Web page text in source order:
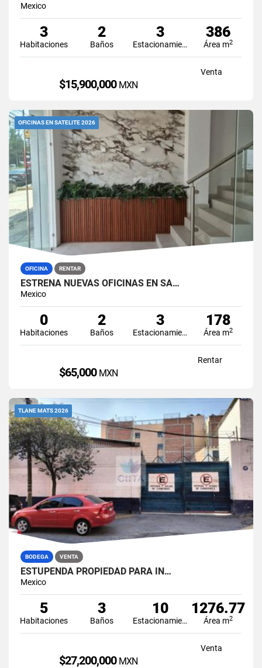
Mexico
3
Habitaciones
2
Baños
3
Estacionamiento
386
Área m2
Venta
$15,900,000 MXN
OFICINAS EN SATELITE 2026
OFICINA RENTAR
ESTRENA NUEVAS OFICINAS EN SA…
Mexico
0
Habitaciones
2
Baños
3
Estacionamiento
178
Área m2
Rentar
$65,000 MXN
TLANE MATS 2026
BODEGA VENTA
ESTUPENDA PROPIEDAD PARA IN…
Mexico
5
Habitaciones
3
Baños
10
Estacionamiento
1276.77
Área m2
Venta
$27,200,000 MXN